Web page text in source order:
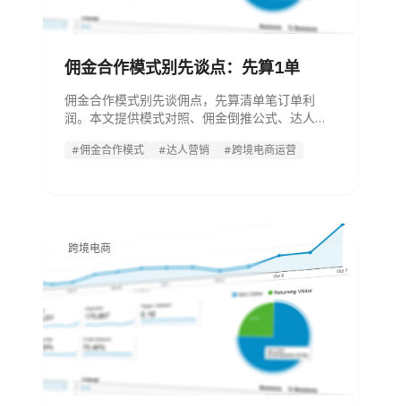
佣金合作模式别先谈点：先算1单
佣金合作模式别先谈佣点，先算清单笔订单利
润。本文提供模式对照、佣金倒推公式、达人评
作。
#佣金合作模式 #达人营销 #跨境电商运营
跨境电商